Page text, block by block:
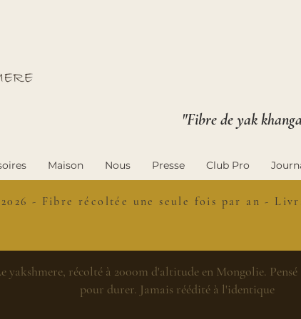
"Fibre de yak
Maison Nous Presse Club Pro
- Fibre récoltée une seule fois par an -
yakshmere, récolté à 2000m d'altitude en Mongolie. Pensé
pour durer. Jamais réédité à l'identique